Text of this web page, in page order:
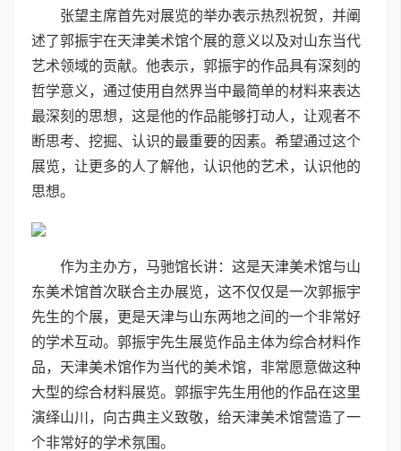
张望主席首先对展览的举办表示热烈祝贺，并阐
述了郭振宇在天津美术馆个展的意义以及对山东当代
艺术领域的贡献。他表示，郭振宇的作品具有深刻的
哲学意义，通过使用自然界当中最简单的材料来表达
最深刻的思想，这是他的作品能够打动人，让观者不
断思考、挖掘、认识的最重要的因素。希望通过这个
展览，让更多的人了解他，认识他的艺术，认识他的
思想。
作为主办方，马驰馆长讲：这是天津美术馆与山
东美术馆首次联合主办展览，这不仅仅是一次郭振宇
先生的个展，更是天津与山东两地之间的一个非常好
的学术互动。郭振宇先生展览作品主体为综合材料作
品，天津美术馆作为当代的美术馆，非常愿意做这种
大型的综合材料展览。郭振宇先生用他的作品在这里
演绎山川，向古典主义致敬，给天津美术馆营造了一
个非常好的学术氛围。